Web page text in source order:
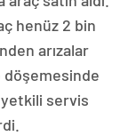
henüz 2 bin
arızalar
döşemesinde
servis